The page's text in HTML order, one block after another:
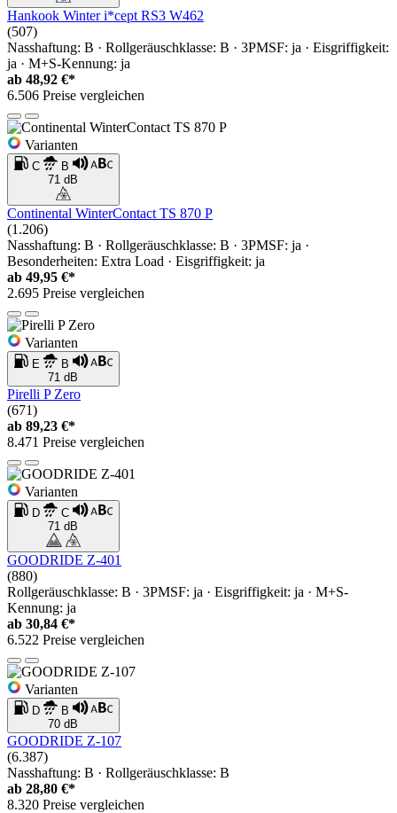
Hankook Winter i*cept RS3 W462
(507)
Nasshaftung: B · Rollgeräuschklasse: B · 3PMSF: ja · Eisgriffigkeit:
ja · M+S-Kennung: ja
ab 48,92 €*
6.506 Preise vergleichen
Varianten
C
B
71 dB
Continental WinterContact TS 870 P
(1.206)
Nasshaftung: B · Rollgeräuschklasse: B · 3PMSF: ja ·
Besonderheiten: Extra Load · Eisgriffigkeit: ja
ab 49,95 €*
2.695 Preise vergleichen
Varianten
E
B
71 dB
Pirelli P Zero
(671)
ab 89,23 €*
8.471 Preise vergleichen
Varianten
D
C
71 dB
GOODRIDE Z-401
(880)
Rollgeräuschklasse: B · 3PMSF: ja · Eisgriffigkeit: ja · M+S-
Kennung: ja
ab 30,84 €*
6.522 Preise vergleichen
Varianten
D
B
70 dB
GOODRIDE Z-107
(6.387)
Nasshaftung: B · Rollgeräuschklasse: B
ab 28,80 €*
8.320 Preise vergleichen